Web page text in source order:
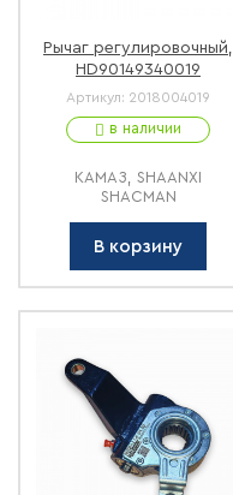
Рычаг регулировочный,
HD90149340019
Артикул: 2018004019
в наличии
КАМАЗ, SHAANXI
SHACMAN
В корзину